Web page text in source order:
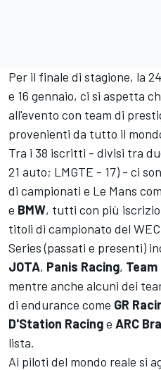
Per il finale di stagione, la
e 16 gennaio, ci si aspetta
all'evento con team di
provenienti da tutto il
Tra i 38 iscritti - divisi tra
21 auto; LMGTE - 17) - ci
di campionati e Le Mans
e BMW, tutti con più
titoli di campionato del
Series (passati e presenti)
JOTA, Panis Racing, Team
mentre anche alcuni dei
di endurance come GR
D'Station Racinge ARC
lista.
Ai piloti del mondo reale si